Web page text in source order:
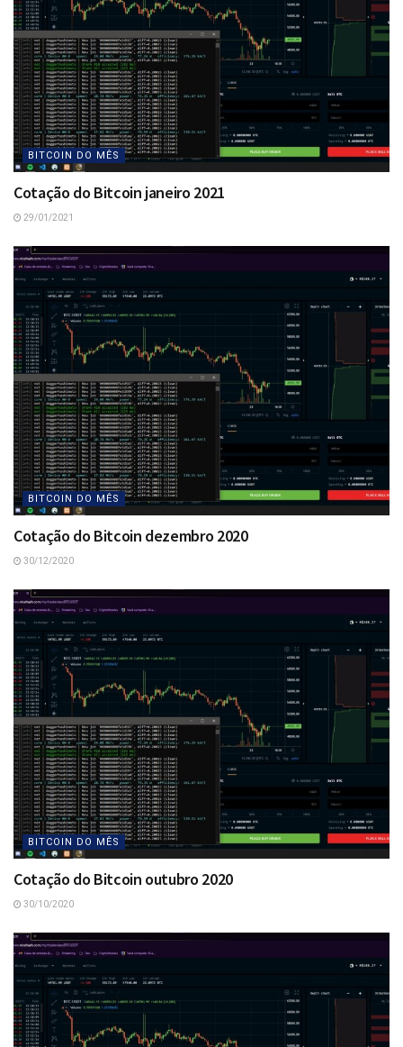
BITCOIN DO MÊS
Cotação do Bitcoin janeiro 2021
29/01/2021
BITCOIN DO MÊS
Cotação do Bitcoin dezembro 2020
30/12/2020
BITCOIN DO MÊS
Cotação do Bitcoin outubro 2020
30/10/2020